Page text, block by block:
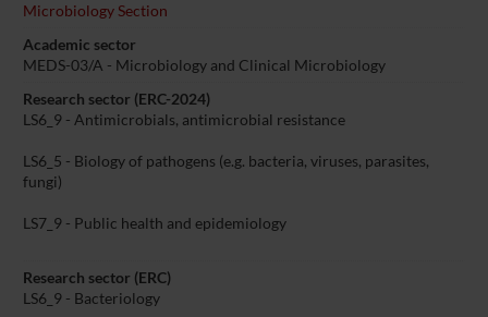
Microbiology Section
Academic sector
MEDS-03/A - Microbiology and Clinical Microbiology
Research sector (ERC-2024)
LS6_9 - Antimicrobials, antimicrobial resistance
LS6_5 - Biology of pathogens (e.g. bacteria, viruses, parasites,
fungi)
LS7_9 - Public health and epidemiology
Research sector (ERC)
LS6_9 - Bacteriology